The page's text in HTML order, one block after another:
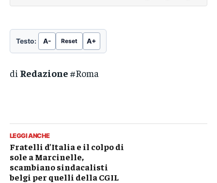
Testo: A- Reset A+
di Redazione #Roma
LEGGI ANCHE
Fratelli d’Italia e il colpo di
sole a Marcinelle,
scambiano sindacalisti
belgi per quelli della CGIL